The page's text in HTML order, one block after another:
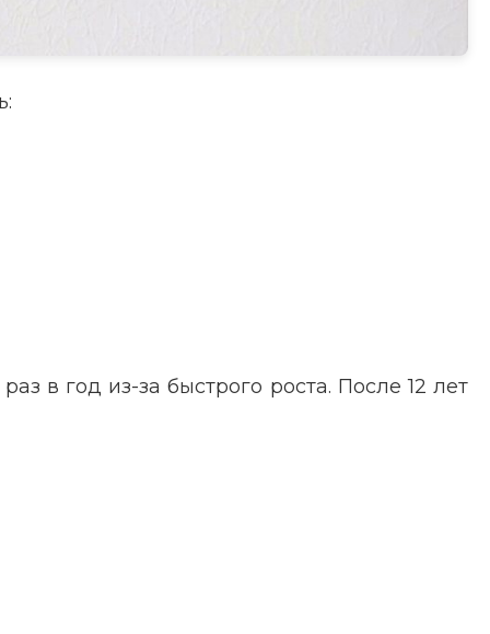
в год из-за быстрого роста. После 12 лет